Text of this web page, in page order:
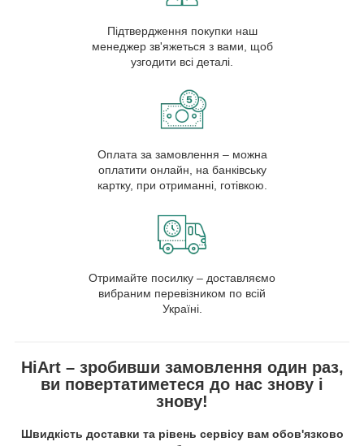
Підтвердження покупки наш
менеджер зв'яжеться з вами, щоб
узгодити всі деталі.
Оплата за замовлення – можна
оплатити онлайн, на банківську
картку, при отриманні, готівкою.
Отримайте посилку – доставляємо
вибраним перевізником по всій
Україні.
HiArt – зробивши замовлення один раз,
ви повертатиметеся до нас знову і
знову!
Швидкість доставки та рівень сервісу вам обов'язково